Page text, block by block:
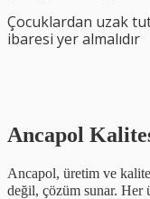
Çocuklardan uzak
ibaresi yer almalıdır
Ancapol
Ancapol, üretim ve
değil, çözüm sunar. Her